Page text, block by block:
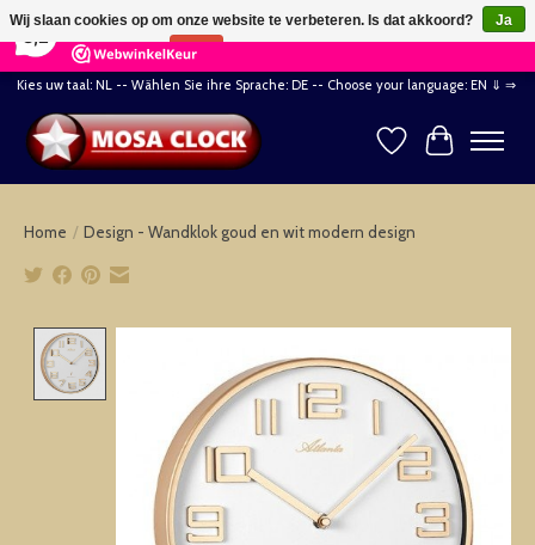
164 Reviews ×
Kies uw taal: NL -- Wählen Sie ihre Sprache: DE -- Choose your language: EN ⇓ ⇒
Verlanglijst
Home / Design - Wandklok goud en wit modern design
Wij slaan cookies op om onze website te verbeteren. Is dat akkoord?
Ja
Nee